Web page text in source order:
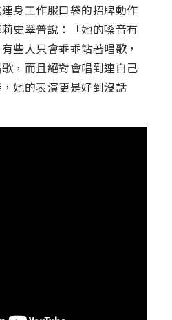
身工作服口袋的招牌動作
史翠普說：「她的嗓音有
些人只會乖乖站著唱歌，
，而且絕對會唱到連自己
她的表演更是好到沒話